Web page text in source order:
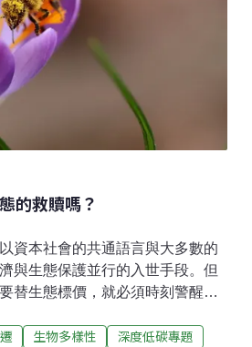
; 而有高達一百萬的物種瀕臨滅絕
絕）。根據世界經濟論壇（World
）指出，目前世界上有大約83%
，而有50%的植物物種的數量正
的救贖嗎？
資本社會的共通語言與大多數的
與生態保護並行的入世手段。但
替生態標價，就必須時刻警醒，
資源視為資本，且曾經認為她是
生物多樣性 深度低碳專題